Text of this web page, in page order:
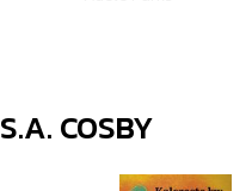
S.A. COSBY